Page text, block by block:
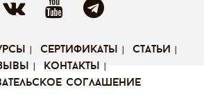
сертификаты
статьи
контакты
соглашение